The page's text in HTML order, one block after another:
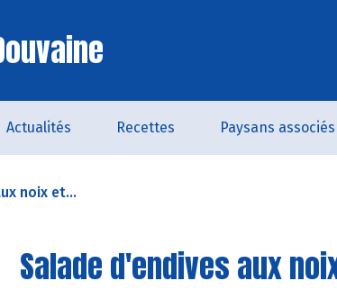
Actualités Recettes Paysans associés
noix et...
Salade d'endives aux